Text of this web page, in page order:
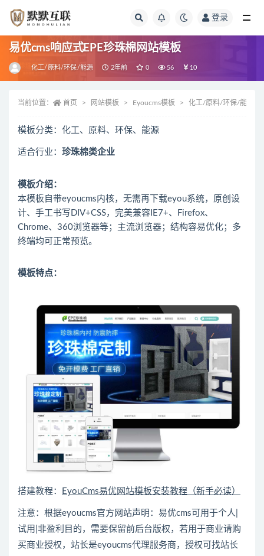
登录
易优cms响应式EPE珍珠棉网站模板
化工/原料/环保/能源 2年前 0 56 10
当前位置： 首页 网站模板 Eyoucms模板 化工/原料/环保/能源
模板分类：化工、原料、环保、能源
适合行业： 珍珠棉类企业
模板介绍：
本模板自带eyoucms内核，无需再下载eyou系统，原创设
计、手工书写DIV+CSS，完美兼容IE7+、Firefox、
Chrome、360浏览器等；主流浏览器；结构容易优化；多
终端均可正常预览。
模板特点：
搭建教程： EyouCms易优网站模板安装教程（新手必读）
注意：根据eyoucms官方网站声明：易优cms可用于个人|
试用|非盈利目的，需要保留前后台版权，若用于商业请购
买商业授权，站长是eyoucms代理服务商，授权可找站长